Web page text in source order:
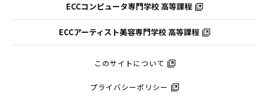
ECCコンピュータ専門学校 高等課程
ECCアーティスト美容専門学校 高等課程
このサイトについて
プライバシーポリシー